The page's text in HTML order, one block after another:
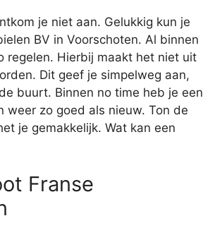
je niet aan. Gelukkig kun je
BV in Voorschoten. Al binnen
regelen. Hierbij maakt het niet uit
Dit geef je simpelweg aan,
buurt. Binnen no time heb je een
zo goed als nieuw. Ton de
je gemakkelijk. Wat kan een
Franse